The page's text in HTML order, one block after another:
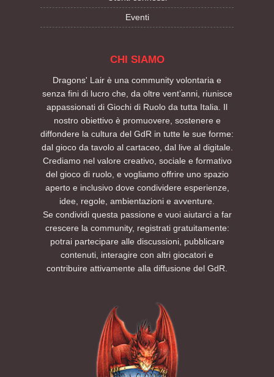
Eventi
CHI SIAMO
Dragons' Lair è una community volontaria e
senza fini di lucro che, da oltre vent’anni, riunisce
appassionati di Giochi di Ruolo da tutta Italia. Il
nostro obiettivo è promuovere, sostenere e
diffondere la cultura del GdR in tutte le sue forme:
dal gioco da tavolo al cartaceo, dal live al digitale.
Crediamo nel valore creativo, sociale e formativo
del gioco di ruolo, e vogliamo offrire uno spazio
aperto e inclusivo dove condividere esperienze,
idee, regole, ambientazioni e avventure.
Se condividi questa passione e vuoi aiutarci a far
crescere la community, registrati gratuitamente:
potrai partecipare alle discussioni, pubblicare
contenuti, interagire con altri giocatori e
contribuire attivamente alla diffusione del GdR.